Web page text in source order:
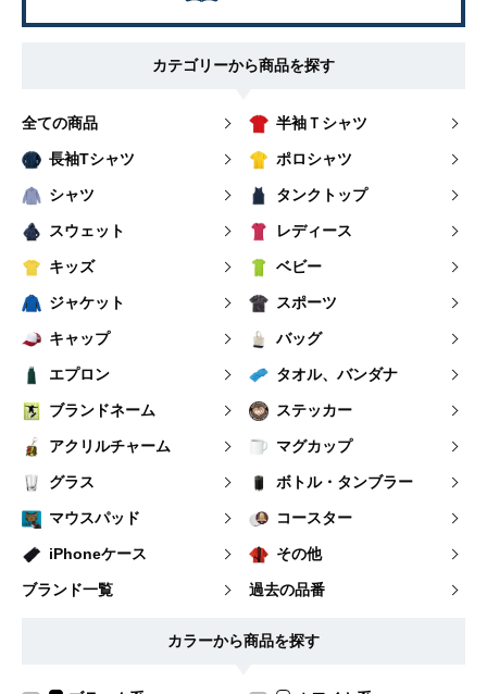
カテゴリーから商品を探す
全ての商品 半袖Ｔシャツ
長袖Tシャツ ポロシャツ
シャツ タンクトップ
スウェット レディース
キッズ ベビー
ジャケット スポーツ
キャップ バッグ
エプロン タオル、バンダナ
ブランドネーム ステッカー
アクリルチャーム マグカップ
グラス ボトル・タンブラー
マウスパッド コースター
iPhoneケース その他
ブランド一覧 過去の品番
カラーから商品を探す